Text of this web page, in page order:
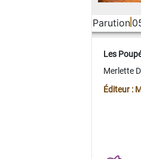
Parution
Les
Merlette
Éditeur :